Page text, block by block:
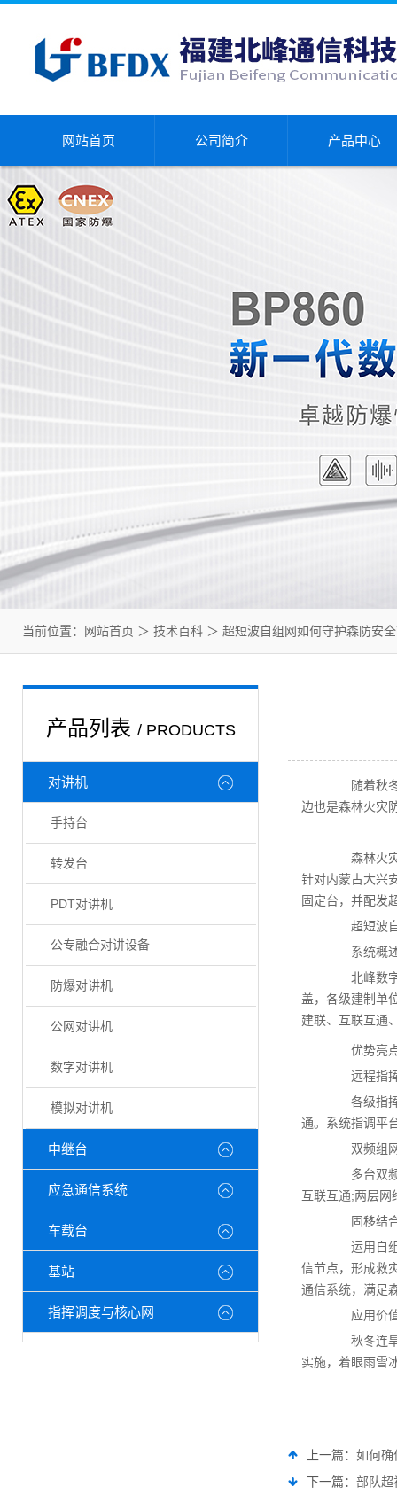
网站首页 公司简介 产品中心
当前位置： 网站首页 ＞ 技术百科 ＞ 超短波自组网如何守护森防安
产品列表 / PRODUCTS
对讲机
手持台
转发台
PDT对讲机
公专融合对讲设备
防爆对讲机
公网对讲机
数字对讲机
模拟对讲机
中继台
应急通信系统
车载台
基站
指挥调度与核心网
随着秋冬
边也是森林火灾
森林火灾
针对内蒙古大兴
固定台，并配发
超短波自
系统概
北峰数字
盖，各级建制单
建联、互联互通
优势亮
远程指挥
各级指挥
通。系统指调平
双频组网
多台双频
互联互通;两层网
固移结合
运用自组
信节点，形成救
通信系统，满足
应用价
秋冬连旱
实施，着眼雨雪
上一篇： 如何确
下一篇： 部队超